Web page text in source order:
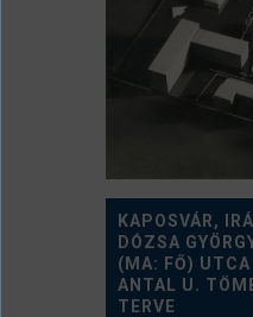
KAPOSVÁR,
DÓZSA
(MA: FŐ)
ANTAL U.
TERVE